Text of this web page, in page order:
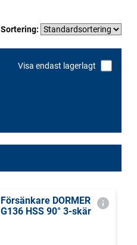
Sortering:
Visa endast lagerlagt
Försänkare DORMER
G136 HSS 90° 3-skär